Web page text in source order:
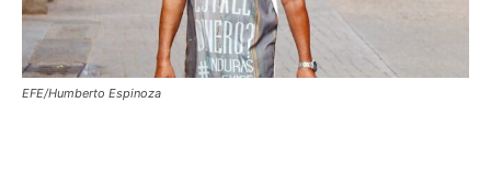
EFE/Humberto Espinoza